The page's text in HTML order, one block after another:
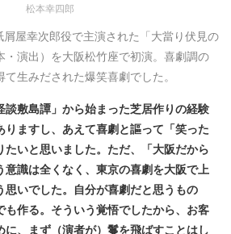
松本幸四郎
屋幸次郎役で主演された「大當り伏見の
・演出）を大阪松竹座で初演。喜劇調の
て生みだされた爆笑喜劇でした。
談敷島譚」から始まった芝居作りの経験
りますし、あえて喜劇と謳って「笑った
いと思いました。ただ、「大阪だから
意識は全くなく、東京の喜劇を大阪で上
思いでした。自分が喜劇だと思うもの
も作る。そういう覚悟でしたから、お客
、まず（演者が）鬘を飛ばすことはし